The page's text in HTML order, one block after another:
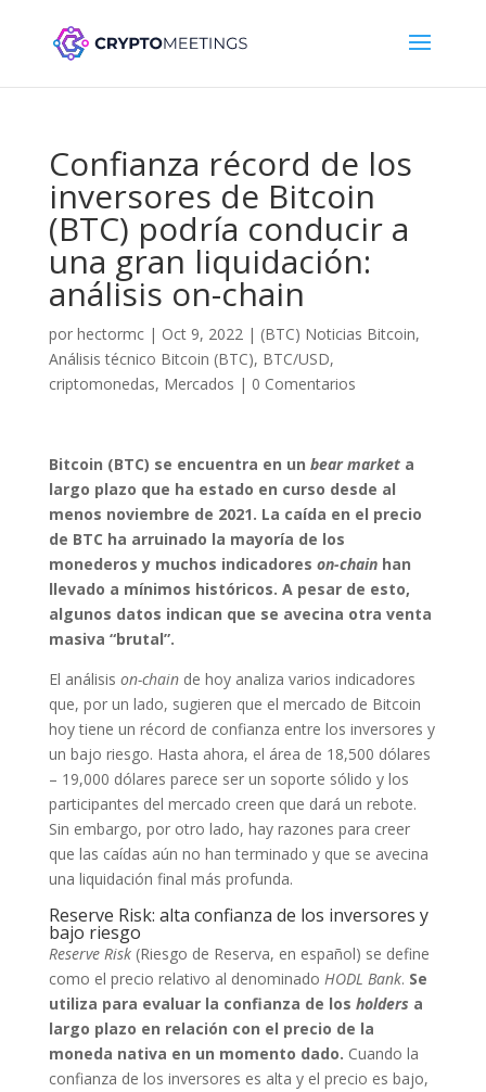
Confianza récord de los
inversores de Bitcoin
(BTC) podría conducir a
una gran liquidación:
análisis on-chain
por hectormc| Oct 9, 2022| (BTC) Noticias Bitcoin,
Análisis técnico Bitcoin (BTC), BTC/USD,
criptomonedas, Mercados | 0 Comentarios
Bitcoin (BTC) se encuentra en un bear marketa
largo plazo que ha estado en curso desde al
menos noviembre de 2021. La caída en el precio
de BTC ha arruinado la mayoría de los
monederos y muchos indicadores on-chainhan
llevado a mínimos históricos. A pesar de esto,
algunos datos indican que se avecina otra venta
masiva “brutal”.
El análisis on-chain de hoy analiza varios indicadores
que, por un lado, sugieren que el mercado de Bitcoin
hoy tiene un récord de confianza entre los inversores y
un bajo riesgo. Hasta ahora, el área de 18,500 dólares
– 19,000 dólares parece ser un soporte sólido y los
participantes del mercado creen que dará un rebote.
Sin embargo, por otro lado, hay razones para creer
que las caídas aún no han terminado y que se avecina
una liquidación final más profunda.
Reserve Risk: alta confianza de los inversores y
bajo riesgo
Reserve Risk(Riesgo de Reserva, en español) se define
como el precio relativo al denominado HODL Bank. Se
utiliza para evaluar la confianza de los holders a
largo plazo en relación con el precio de la
moneda nativa en un momento dado. Cuando la
confianza de los inversores es alta y el precio es bajo,